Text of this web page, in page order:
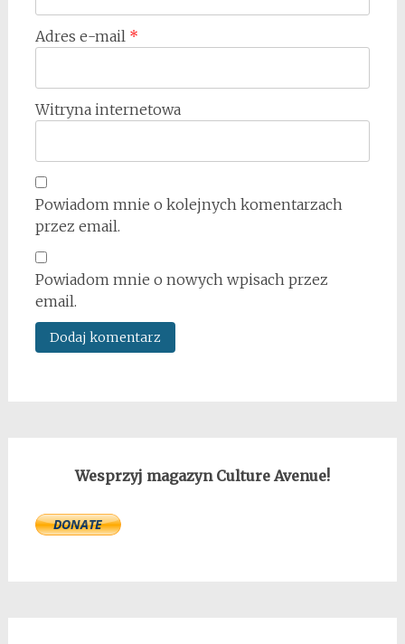
Adres e-mail *
Witryna internetowa
Powiadom mnie o kolejnych komentarzach
przez email.
Powiadom mnie o nowych wpisach przez
email.
Wesprzyj magazyn Culture Avenue!